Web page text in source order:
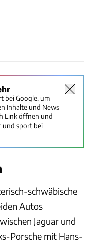
bei Google, um
Inhalte und News
Link öffnen und
und sport bei
schwäbische
Autos
Jaguar und
Porsche mit Hans-